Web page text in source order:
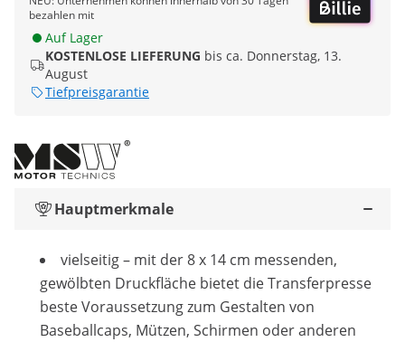
bezahlen mit
Auf Lager
KOSTENLOSE LIEFERUNG bis ca. Donnerstag, 13.
August
Tiefpreisgarantie
Hauptmerkmale
vielseitig – mit der 8 x 14 cm messenden,
gewölbten Druckfläche bietet die Transferpresse
beste Voraussetzung zum Gestalten von
Baseballcaps, Mützen, Schirmen oder anderen